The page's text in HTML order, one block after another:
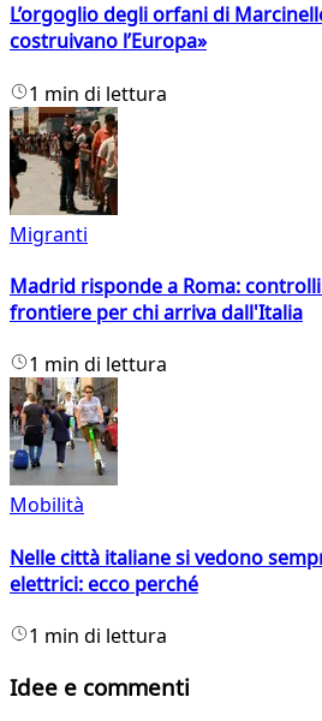
L’orgoglio degli orfani di
costruivano l’Europa»
1 min di lettura
Migranti
Madrid risponde a Roma:
frontiere per chi arriva dall'Italia
1 min di lettura
Mobilità
Nelle città italiane si vedono
elettrici: ecco perché
1 min di lettura
Idee e commenti